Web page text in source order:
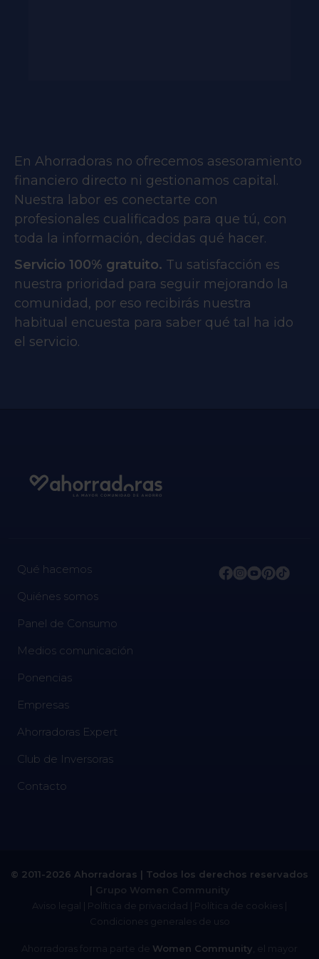
En Ahorradoras no ofrecemos asesoramiento
financiero directo ni gestionamos capital.
Nuestra labor es conectarte con
profesionales cualificados para que tú, con
toda la información, decidas qué hacer.
Servicio 100% gratuito. Tu satisfacción es
nuestra prioridad para seguir mejorando la
comunidad, por eso recibirás nuestra
habitual encuesta para saber qué tal ha ido
el servicio.
Qué hacemos
Quiénes somos
Panel de Consumo
Medios comunicación
Ponencias
Empresas
Ahorradoras Expert
Club de Inversoras
Contacto
© 2011-2026 Ahorradoras | Todos los derechos reservados
| Grupo Women Community
Aviso legal
Política de privacidad Política de cookies
Condiciones generales de uso
Ahorradoras forma parte de Women Community , el mayor